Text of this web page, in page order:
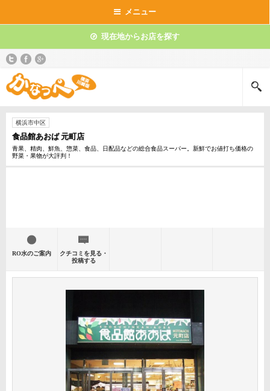
メニュー
現在地からお店を探す
横浜市中区
食品館あおば 元町店
青果、精肉、鮮魚、惣菜、食品、日配品などの総合食品スーパー。新鮮でお値打ち価格の
野菜・果物が大評判！
RO水のご案内
クチコミを見る・
投稿する